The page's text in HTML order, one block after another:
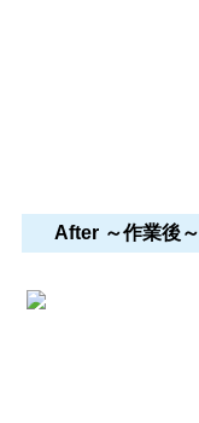
After ～作業後～